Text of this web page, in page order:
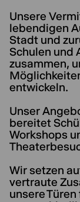
Unsere
lebendigen
Stadt und
Schulen und
zusammen,
entwickeln.
Unser
bereitet
Workshops
Wir setzen
vertraute
unsere